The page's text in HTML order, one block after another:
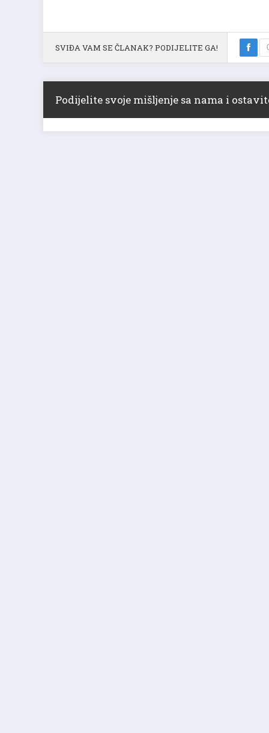
SVIĐA VAM SE ČLANAK? PODIJELITE GA!
Podijelite svoje mišljenje sa nama i